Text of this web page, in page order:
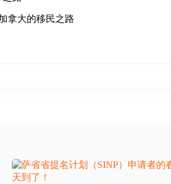
拿大的移民之路